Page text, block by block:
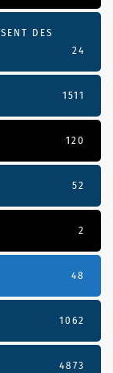
DES
24
1511
120
52
2
48
1062
4873